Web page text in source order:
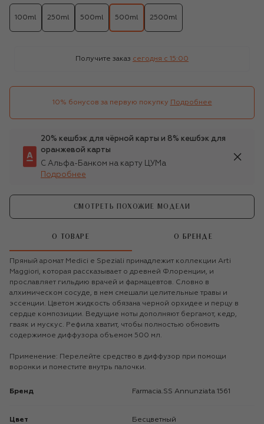
100ml 250ml 500ml 500ml 2500ml
Получите заказ сегодня c 15:00
10% бонусов за первую покупку Подробнее
20% кешбэк для чёрной карты и 8% кешбэк для
оранжевой карты
С Альфа-Банком на карту ЦУМа
Подробнее
СМОТРЕТЬ ПОХОЖИЕ МОДЕЛИ
О ТОВАРЕ О БРЕНДЕ
Пряный аромат Medici e Speziali принадлежит коллекции Arti
Maggiori, которая рассказывает о древней Флоренции, и
прославляет гильдию врачей и фармацевтов. Словно в
алхимическом сосуде, в нем смешали целительные травы и
эссенции. Цветом жидкость обязана черной орхидее и перцу в
сердце композиции. Ведущие ноты дополняют бергамот, кедр,
гваяк и мускус. Рефила хватит, чтобы полностью обновить
содержимое диффузора объемом 500 мл.
Применение: Перелейте средство в диффузор при помощи
воронки и поместите внутрь палочки.
Бренд Farmacia.SS Annunziata 1561
Цвет Бесцветный